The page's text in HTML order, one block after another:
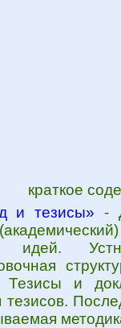
краткое
и тезисы» -
идей.
Тезисы и
тезисов.